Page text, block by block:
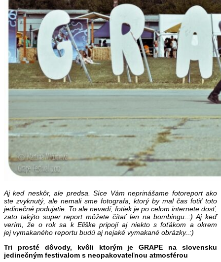
Aj keď neskôr, ale predsa. Síce Vám neprinášame fotoreport ako
ste zvyknutý, ale nemali sme fotografa, ktorý by mal čas fotiť toto
jedinečné podujatie. To ale nevadí, fotiek je po celom internete dosť,
zato takýto super report môžete čítať len na bombingu..:) Aj keď
verím, že o rok sa k Eliške pripojí aj niekto s foťákom a okrem
jej vymakaného reportu budú aj nejaké vymakané obrázky..:)
Tri prosté dôvody, kvôli ktorým je GRAPE na slovensku
jedinečným festivalom s neopakovateľnou atmosférou